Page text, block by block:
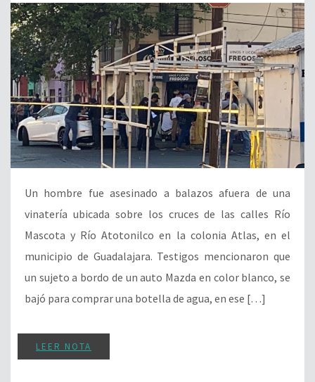
Un hombre fue asesinado a balazos afuera de una
vinatería ubicada sobre los cruces de las calles Río
Mascota y Río Atotonilco en la colonia Atlas, en el
municipio de Guadalajara. Testigos mencionaron que
un sujeto a bordo de un auto Mazda en color blanco, se
bajó para comprar una botella de agua, en ese […]
LEER NOTA